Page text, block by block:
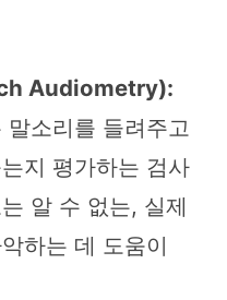
Audiometry):
소리를 들려주고
지 평가하는 검사
알 수 없는, 실제
하는 데 도움이